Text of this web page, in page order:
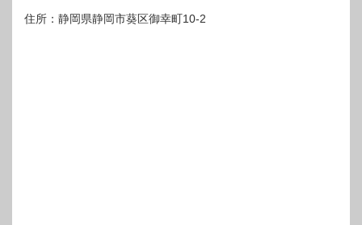
住所：静岡県静岡市葵区御幸町10-2